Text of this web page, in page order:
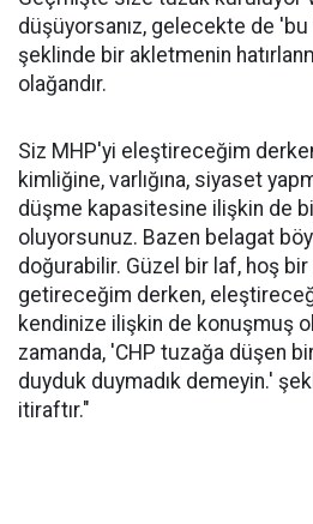
düşüyorsanız, gelecekte de
şeklinde bir akletmenin
olağandır.
Siz MHP'yi eleştireceğim
kimliğine, varlığına, siyaset
düşme kapasitesine ilişkin de
oluyorsunuz. Bazen belagat
doğurabilir. Güzel bir laf, hoş
getireceğim derken,
kendinize ilişkin de konuşmuş
zamanda, 'CHP tuzağa düşen
duyduk duymadık demeyin.'
itiraftır."